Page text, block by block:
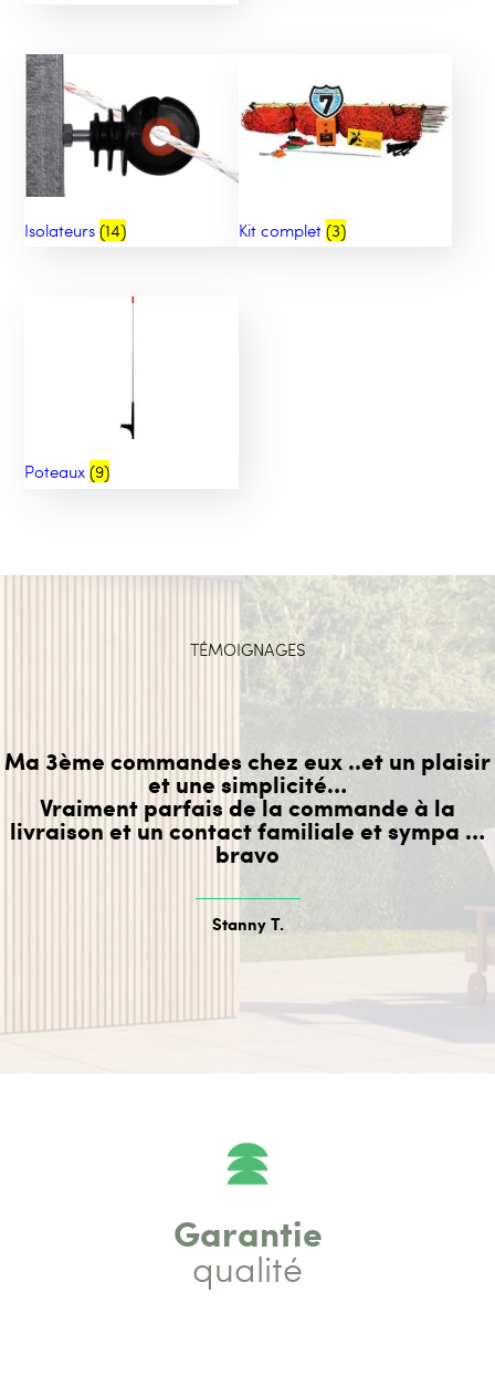
Isolateurs(14) Kit complet (3)
Poteaux(9)
TÉMOIGNAGES
Ma 3ème commandes chez eux ..et un plaisir
et une simplicité…
Vraiment parfais de la commande à la
livraison et un contact familiale et sympa …
bravo
Stanny T.
Garantie
qualité